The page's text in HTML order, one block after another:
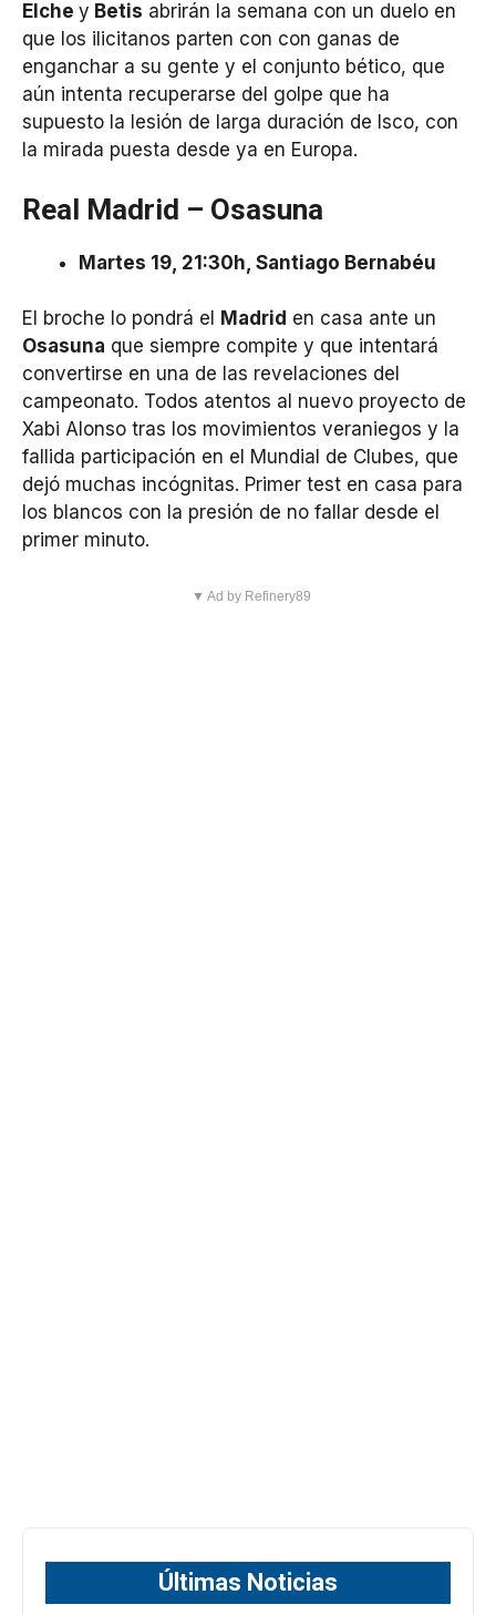
Elche y Betis abrirán la semana con un duelo en
que los ilicitanos parten con con ganas de
enganchar a su gente y el conjunto bético, que
aún intenta recuperarse del golpe que ha
supuesto la lesión de larga duración de Isco, con
la mirada puesta desde ya en Europa.
Real Madrid – Osasuna
Martes 19, 21:30h, Santiago Bernabéu
El broche lo pondrá el Madrid en casa ante un
Osasuna que siempre compite y que intentará
convertirse en una de las revelaciones del
campeonato. Todos atentos al nuevo proyecto de
Xabi Alonso tras los movimientos veraniegos y la
fallida participación en el Mundial de Clubes, que
dejó muchas incógnitas. Primer test en casa para
los blancos con la presión de no fallar desde el
primer minuto.
▼ Ad by Refinery89
Últimas Noticias